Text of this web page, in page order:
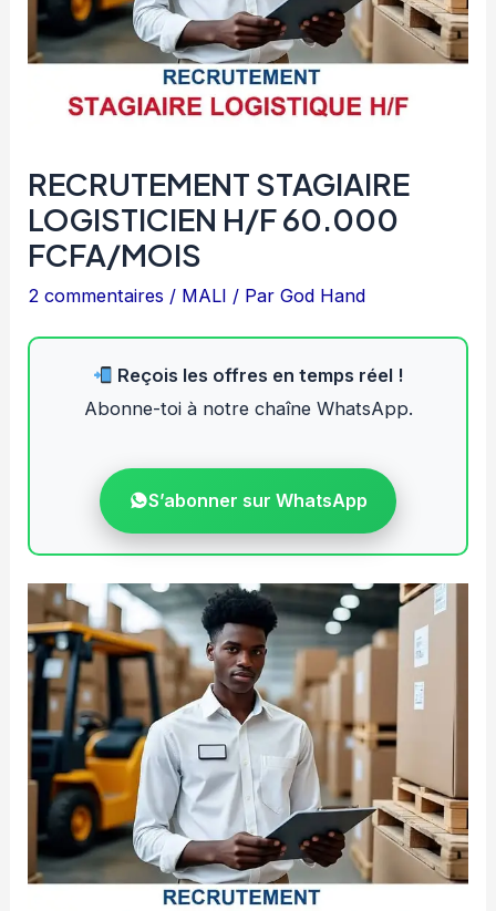
RECRUTEMENT STAGIAIRE
LOGISTICIEN H/F 60.000
FCFA/MOIS
2 commentaires / MALI / ParGod Hand
Reçois les offres en temps réel !
Abonne-toi à notre chaîne WhatsApp.
S’abonner sur WhatsApp